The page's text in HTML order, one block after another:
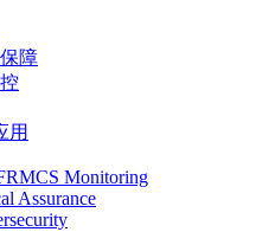
障
用
Monitoring
Assurance